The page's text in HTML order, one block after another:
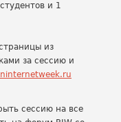
и 1
из
за сессию и
сессию на все